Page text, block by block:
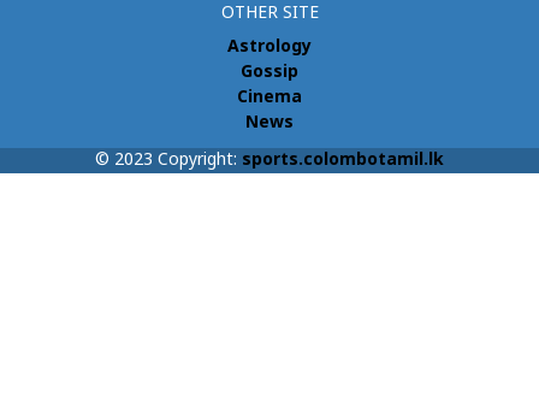
OTHER SITE
Astrology
Gossip
Cinema
News
© 2023 Copyright: sports.colombotamil.lk